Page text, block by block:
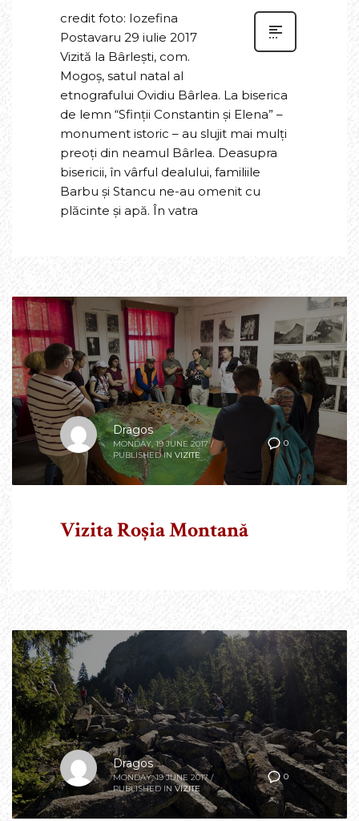
credit foto: Iozefina
Postavaru 29 iulie 2017
Vizită la Bârlești, com.
Mogoș, satul natal al
etnografului Ovidiu Bârlea. La biserica
de lemn “Sfinții Constantin și Elena” –
monument istoric – au slujit mai mulți
preoți din neamul Bârlea. Deasupra
bisericii, în vârful dealului, familiile
Barbu și Stancu ne-au omenit cu
plăcinte și apă. În vatra
0
Dragos
MONDAY, 19 JUNE 2017 /
PUBLISHED IN VIZITE
Vizita Roșia Montană
0
Dragos
MONDAY, 19 JUNE 2017 /
PUBLISHED IN VIZITE